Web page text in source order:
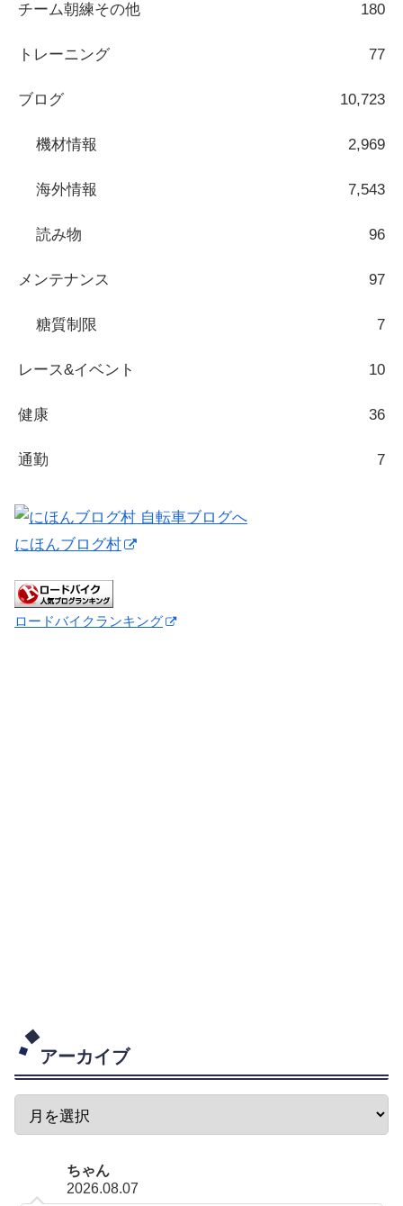
チーム朝練その他 180
トレーニング 77
ブログ 10,723
機材情報 2,969
海外情報 7,543
読み物 96
メンテナンス 97
糖質制限 7
レース&イベント 10
健康 36
通勤 7
にほんブログ村
ロードバイクランキング
アーカイブ
ちゃん
2026.08.07